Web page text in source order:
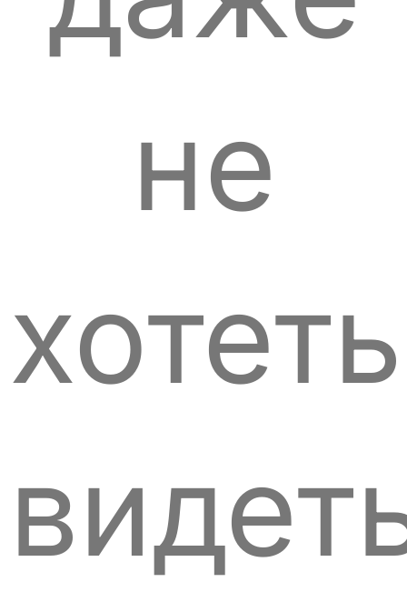
не
хотеть